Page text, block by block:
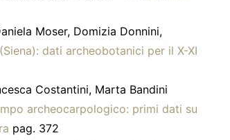
Moser, Domizia Donnini,
dati archeobotanici per il X-XI
Costantini, Marta Bandini
archeocarpologico: primi dati su
pag. 372